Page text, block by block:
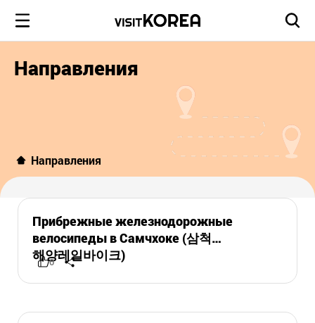
Направления
Направления
Прибрежные железнодорожные
велосипеды в Самчхоке (삼척
해양레일바이크)
0